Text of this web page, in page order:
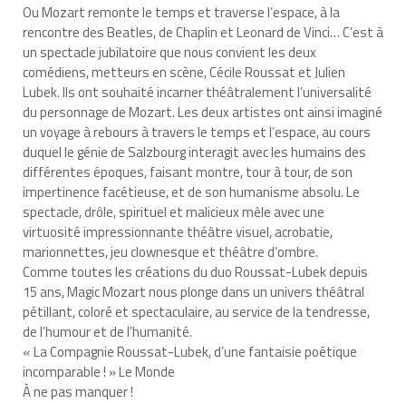
Ou Mozart remonte le temps et traverse l’espace, à la
rencontre des Beatles, de Chaplin et Leonard de Vinci… C’est à
un spectacle jubilatoire que nous convient les deux
comédiens, metteurs en scène, Cécile Roussat et Julien
Lubek. Ils ont souhaité incarner théâtralement l’universalité
du personnage de Mozart. Les deux artistes ont ainsi imaginé
un voyage à rebours à travers le temps et l’espace, au cours
duquel le génie de Salzbourg interagit avec les humains des
différentes époques, faisant montre, tour à tour, de son
impertinence facétieuse, et de son humanisme absolu. Le
spectacle, drôle, spirituel et malicieux mêle avec une
virtuosité impressionnante théâtre visuel, acrobatie,
marionnettes, jeu clownesque et théâtre d’ombre.
Comme toutes les créations du duo Roussat-Lubek depuis
15 ans, Magic Mozart nous plonge dans un univers théâtral
pétillant, coloré et spectaculaire, au service de la tendresse,
de l’humour et de l’humanité.
« La Compagnie Roussat-Lubek, d’une fantaisie poétique
incomparable ! » Le Monde
À ne pas manquer !